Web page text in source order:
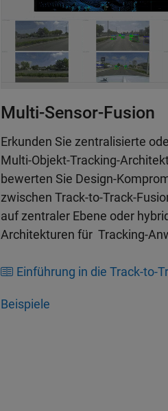
Multi-Sensor-Fusion
Erkunden Sie zentralisierte
Multi-Objekt-Tracking-
bewerten Sie Design-
zwischen Track-to-Track-
auf zentraler Ebene oder
Architekturen für Tracking-
Einführung in die Track-to-
Beispiele